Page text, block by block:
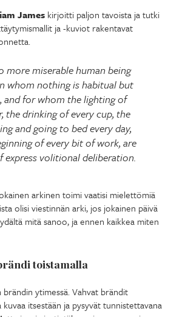
James kirjoitti paljon tavoista ja tutki
ja -kuviot rakentavat
more miserable human being
whom nothing is habitual but
and for whom the lighting of
the drinking of every cup, the
and going to bed every day,
of every bit of work, are
express volitional deliberation.
arkinen toimi vaatisi mielettömiä
olisi viestinnän arki, jos jokainen päivä
mitä sanoo, ja ennen kaikkea miten
toistamalla
ytimessä. Vahvat brändit
itsestään ja pysyvät tunnistettavana